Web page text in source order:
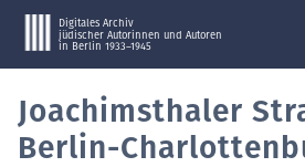
Digitales Archiv
jüdischer Autorinnen und Autoren
in Berlin 1933–1945
Joachimsthaler
Berlin-